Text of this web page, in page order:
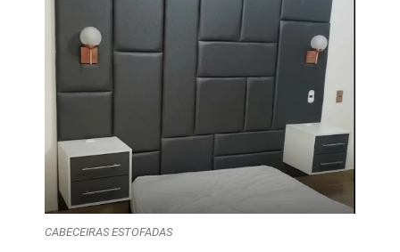
CABECEIRAS ESTOFADAS